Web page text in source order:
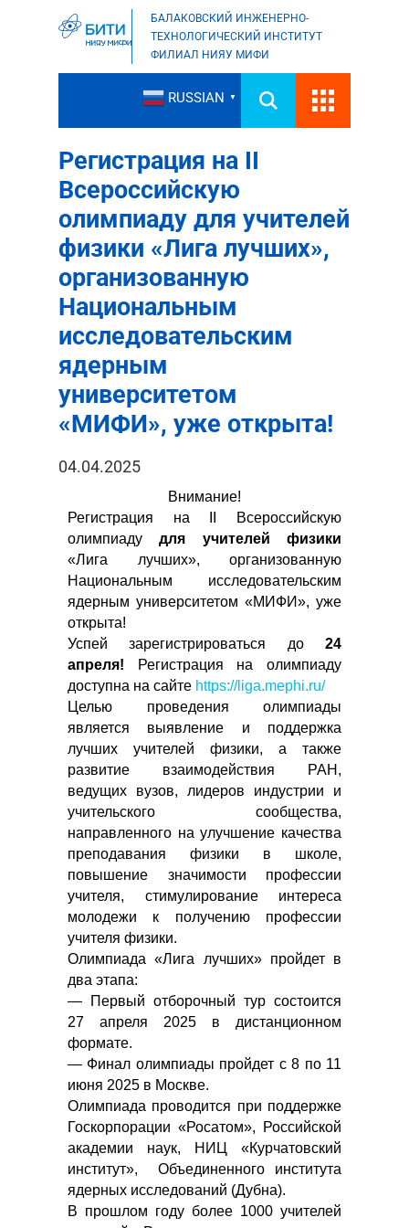
БАЛАКОВСКИЙ ИНЖЕНЕРНО-
ТЕХНОЛОГИЧЕСКИЙ ИНСТИТУТ
ФИЛИАЛ НИЯУ МИФИ
RUSSIAN ▼
Регистрация на II
Всероссийскую
олимпиаду для учителей
физики «Лига лучших»,
организованную
Национальным
исследовательским
ядерным
университетом
«МИФИ», уже открыта!
04.04.2025
Внимание!
Регистрация на II Всероссийскую
олимпиадудля учителей физики
«Лига лучших», организованную
Национальным исследовательским
ядерным университетом «МИФИ», уже
открыта!
Успей зарегистрироваться до 24
апреля! Регистрация на олимпиаду
доступна на сайте https://liga.mephi.ru/
Целью проведения олимпиады
является выявление и поддержка
лучших учителей физики, а также
развитие взаимодействия РАН,
ведущих вузов, лидеров индустрии и
учительского сообщества,
направленного на улучшение качества
преподавания физики в школе,
повышение значимости профессии
учителя, стимулирование интереса
молодежи к получению профессии
учителя физики.
Олимпиада «Лига лучших» пройдет в
два этапа:
— Первый отборочный тур состоится
27 апреля 2025 в дистанционном
формате.
— Финал олимпиады пройдет с 8 по 11
июня 2025 в Москве.
Олимпиада проводится при поддержке
Госкорпорации «Росатом», Российской
академии наук, НИЦ «Курчатовский
институт», Объединенного института
ядерных исследований (Дубна).
В прошлом году более 1000 учителей